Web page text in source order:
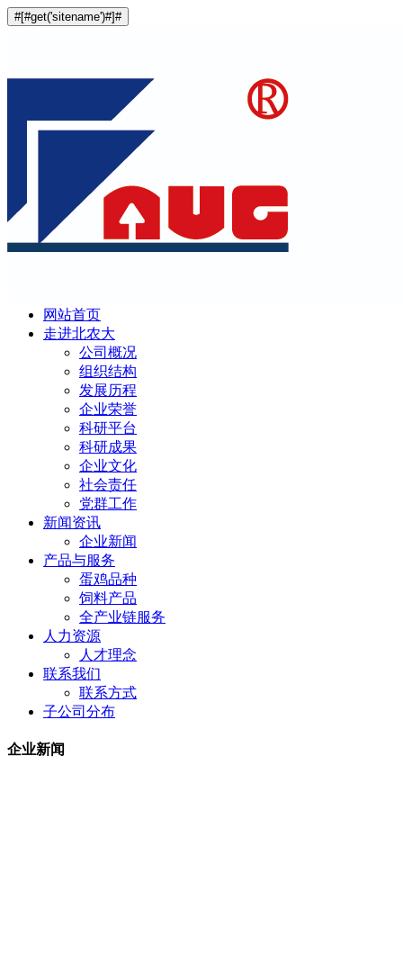
#[#get('sitename')#]#
网站首页
走进北农大
公司概况
组织结构
发展历程
企业荣誉
科研平台
科研成果
企业文化
社会责任
党群工作
新闻资讯
企业新闻
产品与服务
蛋鸡品种
饲料产品
全产业链服务
人力资源
人才理念
联系我们
联系方式
子公司分布
企业新闻